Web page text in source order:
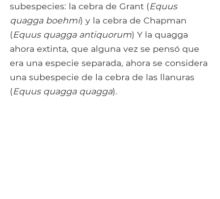
subespecies: la cebra de Grant (Equus
quagga boehmi) y la cebra de Chapman
(Equus quagga antiquorum) Y la quagga
ahora extinta, que alguna vez se pensó que
era una especie separada, ahora se considera
una subespecie de la cebra de las llanuras
(Equus quagga quagga).